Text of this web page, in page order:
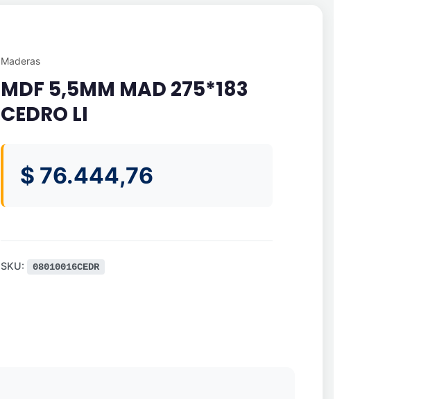
Maderas
MDF 5,5MM MAD 275*183
CEDRO LI
$ 76.444,76
SKU: 08010016CEDR